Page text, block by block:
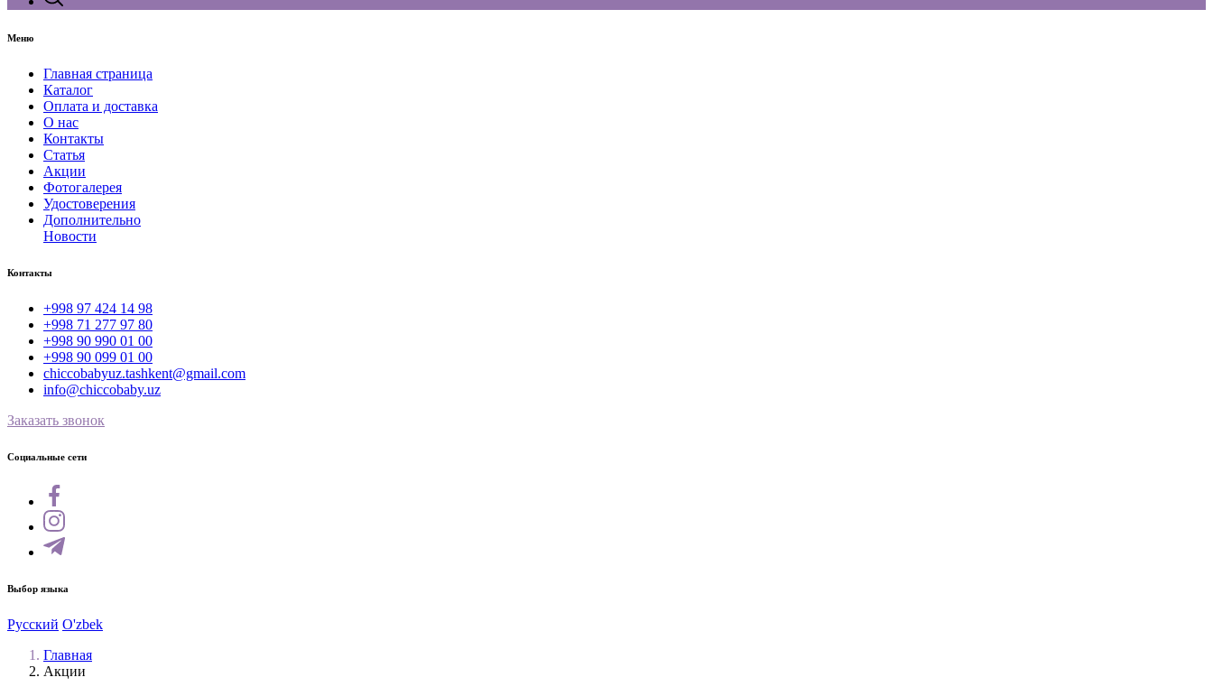
Меню
Главная страница
Каталог
Оплата и доставка
О нас
Контакты
Статья
Акции
Фотогалерея
Удостоверения
Дополнительно
Новости
Контакты
+998 97 424 14 98
+998 71 277 97 80
+998 90 990 01 00
+998 90 099 01 00
chiccobabyuz.tashkent@gmail.com
info@chiccobaby.uz
Заказать звонок
Социальные сети
Выбор языка
Русский O'zbek
Главная
Акции